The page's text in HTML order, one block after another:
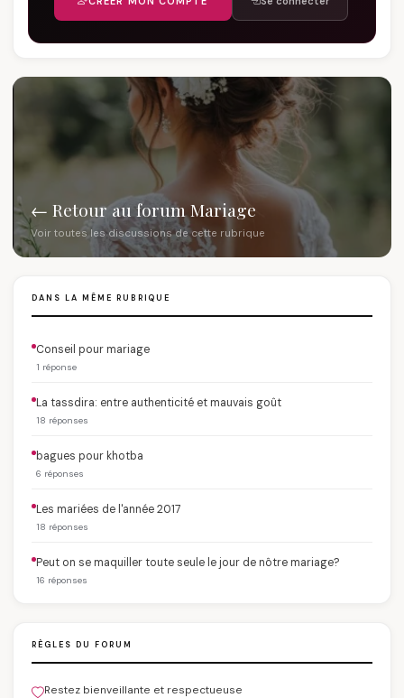
← Retour au forum Mariage
Voir toutes les discussions de cette rubrique
DANS LA MÊME RUBRIQUE
Conseil pour mariage
1 réponse
La tassdira: entre authenticité et mauvais goût
18 réponses
bagues pour khotba
6 réponses
Les mariées de l'année 2017
18 réponses
Peut on se maquiller toute seule le jour de nôtre mariage?
16 réponses
RÈGLES DU FORUM
Restez bienveillante et respectueuse